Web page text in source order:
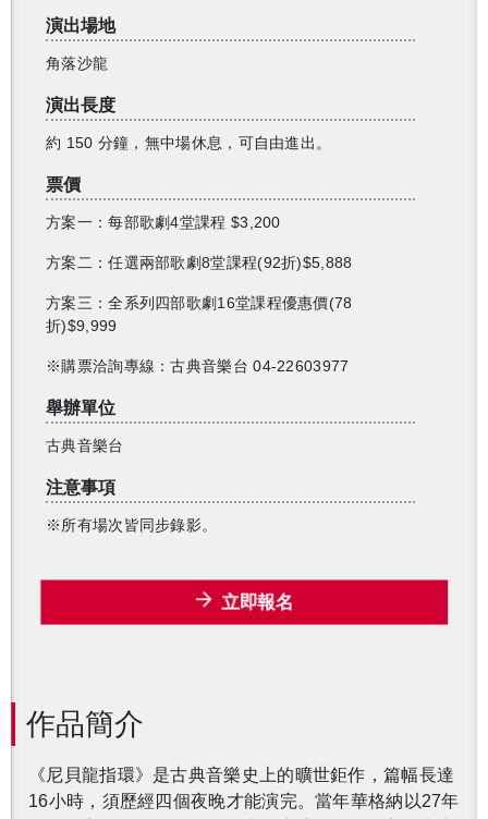
演出場地
角落沙龍
演出長度
約 150 分鐘，無中場休息，可自由進出。
票價
方案一：每部歌劇4堂課程 $3,200
方案二：任選兩部歌劇8堂課程(92折)$5,888
方案三：全系列四部歌劇16堂課程優惠價(78
折)$9,999
※購票洽詢專線：古典音樂台 04-22603977
舉辦單位
古典音樂台
注意事項
※所有場次皆同步錄影。
立即報名
作品簡介
《尼貝龍指環》是古典音樂史上的曠世鉅作，篇幅長達
16小時，須歷經四個夜晚才能演完。當年華格納以27年
還沒加入會員